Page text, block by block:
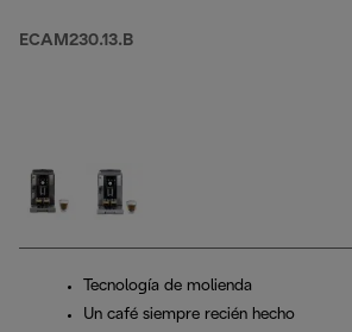
ECAM230.13.B
Tecnología de molienda
Un café siempre recién hecho